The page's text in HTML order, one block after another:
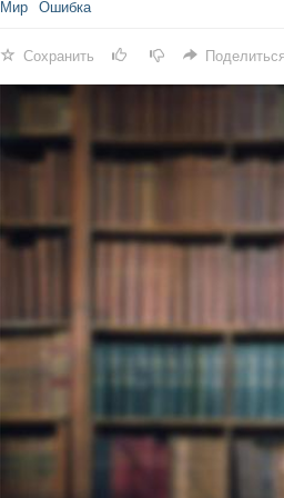
Мир Ошибка
Сохранить